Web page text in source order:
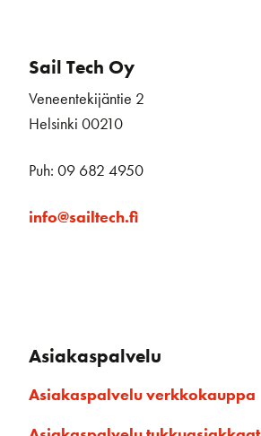
Sail Tech Oy
Veneentekijäntie 2
Helsinki 00210
Puh: 09 682 4950
info@sailtech.fi
Asiakaspalvelu
Asiakaspalvelu verkkokauppa